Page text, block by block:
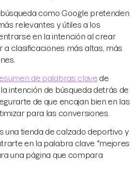
como Google pretenden
relevantes y útiles a los
en la intención al crear
a clasificaciones más altas, más
de palabras clave de
intención de búsqueda detrás de
de que encajan bien en las
para las conversiones.
una tienda de calzado deportivo y
en la palabra clave "mejores
una página que compara